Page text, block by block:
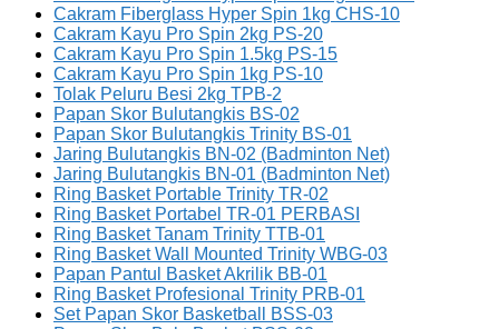
Cakram Fiberglass Hyper Spin 1kg CHS-10
Cakram Kayu Pro Spin 2kg PS-20
Cakram Kayu Pro Spin 1.5kg PS-15
Cakram Kayu Pro Spin 1kg PS-10
Tolak Peluru Besi 2kg TPB-2
Papan Skor Bulutangkis BS-02
Papan Skor Bulutangkis Trinity BS-01
Jaring Bulutangkis BN-02 (Badminton Net)
Jaring Bulutangkis BN-01 (Badminton Net)
Ring Basket Portable Trinity TR-02
Ring Basket Portabel TR-01 PERBASI
Ring Basket Tanam Trinity TTB-01
Ring Basket Wall Mounted Trinity WBG-03
Papan Pantul Basket Akrilik BB-01
Ring Basket Profesional Trinity PRB-01
Set Papan Skor Basketball BSS-03